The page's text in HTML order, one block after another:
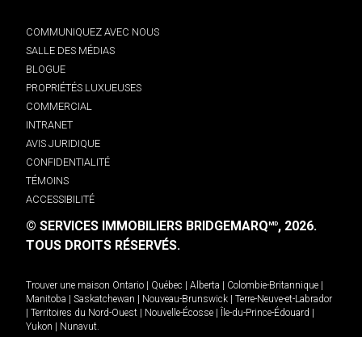
COMMUNIQUEZ AVEC NOUS
SALLE DES MÉDIAS
BLOGUE
PROPRIÉTÉS LUXUEUSES
COMMERCIAL
INTRANET
AVIS JURIDIQUE
CONFIDENTIALITÉ
TÉMOINS
ACCESSIBILITÉ
© SERVICES IMMOBILIERS BRIDGEMARQMD, 2026.
TOUS DROITS RÉSERVÉS.
Trouver une maison Ontario Québec Alberta Colombie-Britannique
Manitoba
Saskatchewan Nouveau-Brunswick
Terre-Neuve-et-Labrador
Territoires du Nord-Ouest Nouvelle-Écosse Île-du-Prince-Édouard
Yukon
Nunavut.